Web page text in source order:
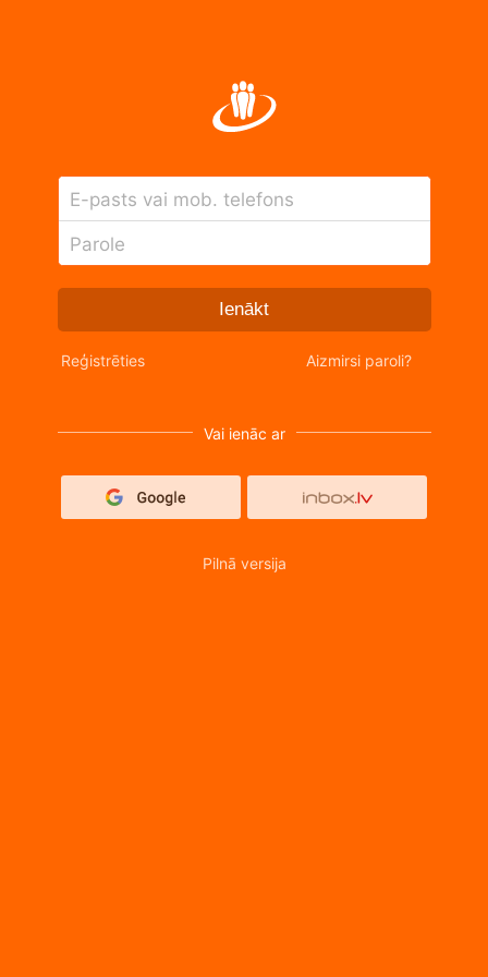
E-pasts vai mob. telefons
Parole
Ienākt
Reģistrēties Aizmirsi paroli?
Vai ienāc ar
Pilnā versija